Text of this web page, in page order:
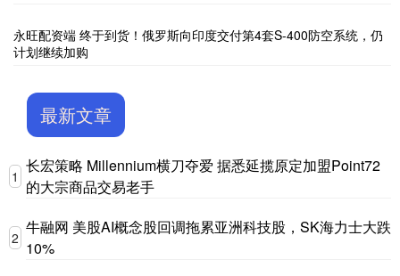
永旺配资端 终于到货！俄罗斯向印度交付第4套S-400防空系统，仍
计划继续加购
最新文章
1
长宏策略 Millennium横刀夺爱 据悉延揽原定加盟Point72
的大宗商品交易老手
2
牛融网 美股AI概念股回调拖累亚洲科技股，SK海力士大跌
10%